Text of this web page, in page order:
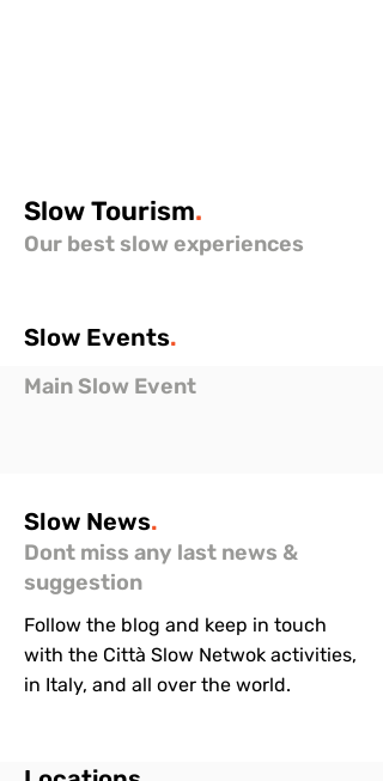
SlowTourism.
Our best slow experiences
Slow Events.
Main Slow Event
Slow News.
Dont miss any last news &
suggestion
Follow the blog and keep in touch
with the Città Slow Netwok activities,
in Italy, and all over the world.